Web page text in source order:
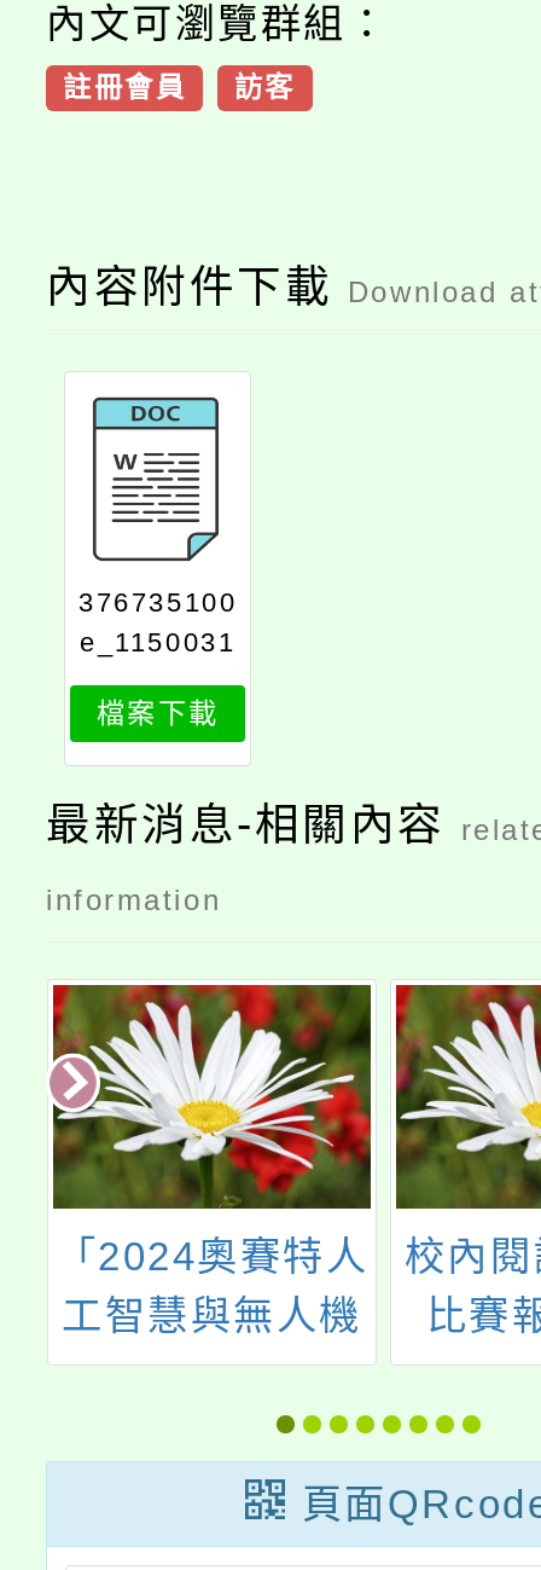
內文可瀏覽群組：
註冊會員 訪客
內容附件下載 Download
376735100
e_1150031
896_attach
1
檔案下載
最新消息-相關內容
information
「2024奧賽特人
工智慧與無人機
嘉年華」
校內
比賽
頁面